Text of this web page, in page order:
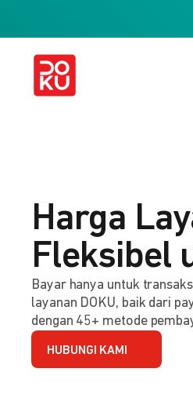
Harga
Fleksibel
Bayar hanya untuk
layanan DOKU, baik dari
dengan 45+ metode
HUBUNGI KAMI